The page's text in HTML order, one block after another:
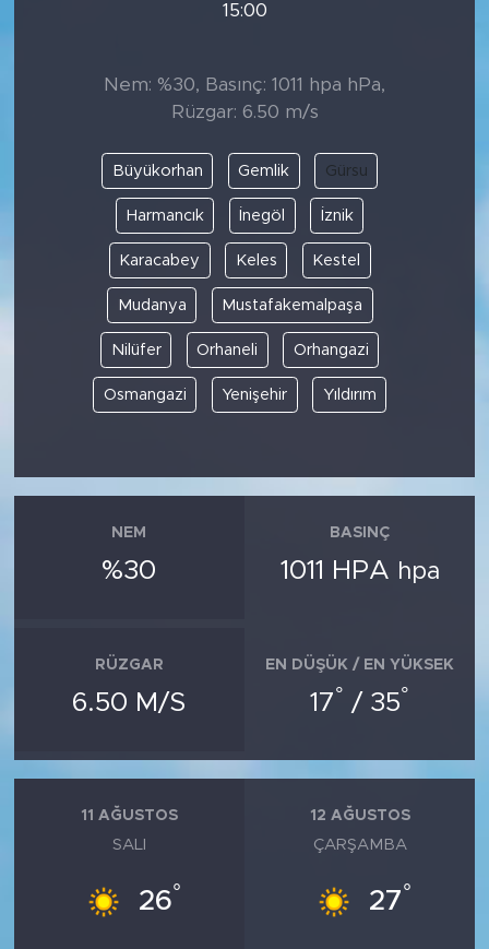
15:00
Nem: %30, Basınç: 1011 hpa hPa,
Rüzgar: 6.50 m/s
Büyükorhan Gemlik Gürsu
Harmancık İnegöl İznik
Karacabey Keles Kestel
Mudanya Mustafakemalpaşa
Nilüfer Orhaneli Orhangazi
Osmangazi Yenişehir Yıldırım
NEM
%30
BASINÇ
1011 HPA hpa
RÜZGAR
6.50 M/S
EN DÜŞÜK / EN YÜKSEK
17° / 35°
11 AĞUSTOS
SALI
26°
12 AĞUSTOS
ÇARŞAMBA
27°